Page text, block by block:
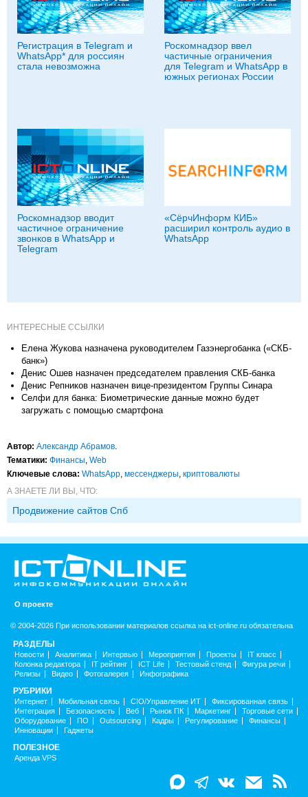
Регистрация в Telegram и
WhatsApp* для россиян
стала невозможна
Роскомнадзор ввел
частичные ограничения
для Telegram и WhatsApp в
южных регионах России
Роскомнадзор вводит
частичное ограничение
звонков в WhatsApp и
Telegram
«СёрчИнформ КИБ»
расширил контроль аудио в
WhatsApp
ИНТЕРЕСНЫЕ ССЫЛКИ
Елена Жукова назначена руководителем Газэнергобанка («СКБ-
банк»)
Денис Ошев назначен председателем правления СКБ-банка
Денис Репников назначен вице-президентом Группы Синара
Селфи для банка: Биометрические данные можно будет
загружать с помощью смартфона
Автор: Александр Абрамов
Тематики: Финансы Web
Ключевые слова: WhatsApp мессенджеры криптовалюты
А ЗНАЕТЕ ЛИ ВЫ, ЧТО:
Продвижение сайтов Спб
О проекте
© 2004-2026 При использовании материалов ссылка на ict-online.ru обязательна
РАЗДЕЛЫ
Новости Аналитика Интервью Мероприятия Проекты
IT класс
Колонка редактора
IT рейтинг ICT Life Тестовый стенд
Фигура речи
Релизы
Видео Фотогалерея Инфографика
РУБРИКИ
Интернет Мобильная связь CIO/Управление ИТ
Фиксированная связь
Интеграция
Безопасность Веб Рынок ПК Маркетинг
Торговые сети
Оборудование
ПО Outsourcing Кадры Регулирование
Финансы
Инновации
Гаджеты
ПОЛЕЗНОЕ
Аренда VPS